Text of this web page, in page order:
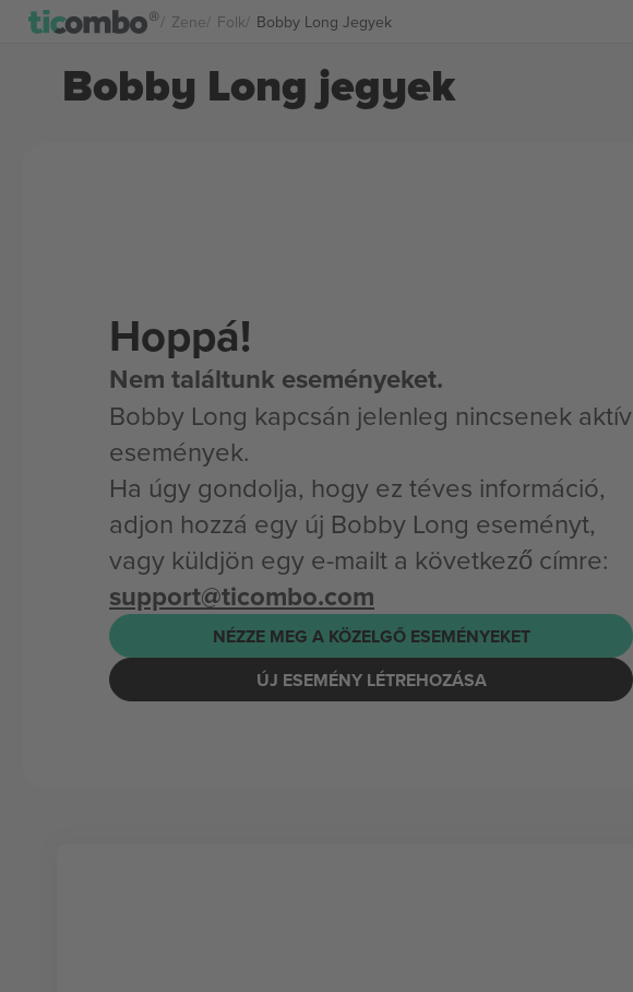
Zene Folk Bobby Long Jegyek
Bobby Long jegyek
Hoppá!
Nem találtunk eseményeket.
Bobby Long kapcsán jelenleg nincsenek aktív
események.
Ha úgy gondolja, hogy ez téves információ,
adjon hozzá egy új Bobby Long eseményt,
vagy küldjön egy e-mailt a következő címre:
support@ticombo.com
NÉZZE MEG A KÖZELGŐ ESEMÉNYEKET
ÚJ ESEMÉNY LÉTREHOZÁSA